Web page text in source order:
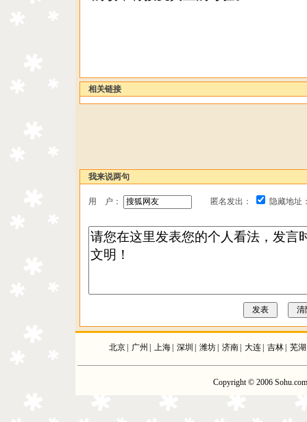
相关链接
我来说两句
用 户： 匿名发出： 隐藏地址
北京 广州 上海 深圳 潍坊 济南 大连 吉林 芜湖
Copyright © 2006